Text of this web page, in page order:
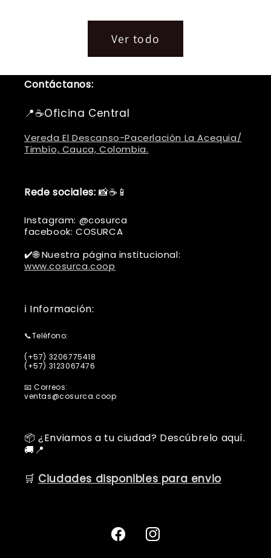
Ver todo
Contáctanos:
📍☕Oficina Central
Vereda El Descanso-Pacerlación La Acequia/
Timbío, Cauca, Colombia.
Rede sociales: 📸☕📱
Instagram: @cosurca
facebook: COSURCA
✔️🌐 Nuestra página institucional:
www.cosurca.coop
ℹ️ Información:
📞Teléfono:
(+57) 3206775418
(+57) 3123067476
📧 Correos:
ventas@cosurca.coop
📦 ¿Enviamos a tu ciudad? Descúbrelo aquí.
🚚📍
🛒 Ciudades disponibles para envio
FacebookInstagram